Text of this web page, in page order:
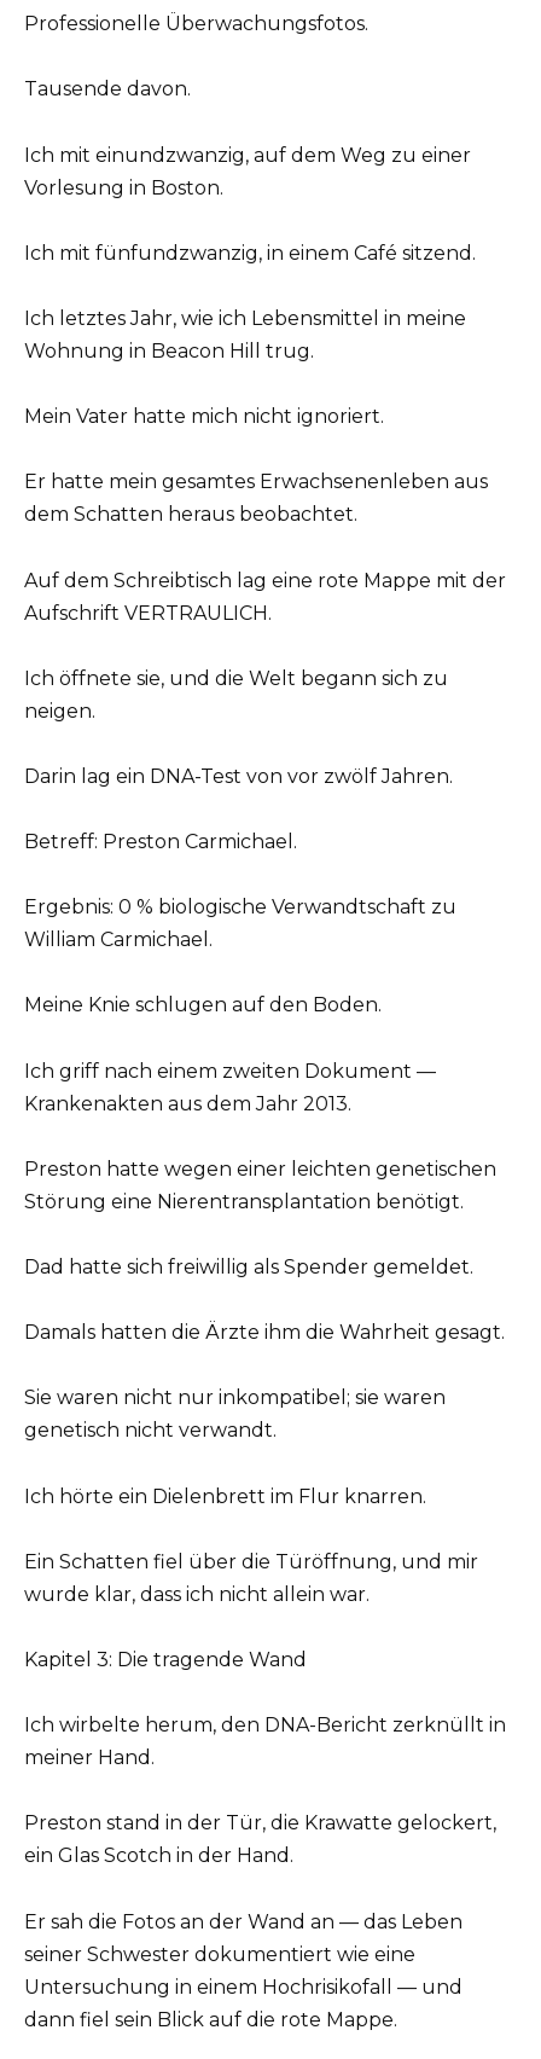
Professionelle Überwachungsfotos.
Tausende davon.
Ich mit einundzwanzig, auf dem Weg zu einer
Vorlesung in Boston.
Ich mit fünfundzwanzig, in einem Café sitzend.
Ich letztes Jahr, wie ich Lebensmittel in meine
Wohnung in Beacon Hill trug.
Mein Vater hatte mich nicht ignoriert.
Er hatte mein gesamtes Erwachsenenleben aus
dem Schatten heraus beobachtet.
Auf dem Schreibtisch lag eine rote Mappe mit der
Aufschrift VERTRAULICH.
Ich öffnete sie, und die Welt begann sich zu
neigen.
Darin lag ein DNA-Test von vor zwölf Jahren.
Betreff: Preston Carmichael.
Ergebnis: 0 % biologische Verwandtschaft zu
William Carmichael.
Meine Knie schlugen auf den Boden.
Ich griff nach einem zweiten Dokument —
Krankenakten aus dem Jahr 2013.
Preston hatte wegen einer leichten genetischen
Störung eine Nierentransplantation benötigt.
Dad hatte sich freiwillig als Spender gemeldet.
Damals hatten die Ärzte ihm die Wahrheit gesagt.
Sie waren nicht nur inkompatibel; sie waren
genetisch nicht verwandt.
Ich hörte ein Dielenbrett im Flur knarren.
Ein Schatten fiel über die Türöffnung, und mir
wurde klar, dass ich nicht allein war.
Kapitel 3: Die tragende Wand
Ich wirbelte herum, den DNA-Bericht zerknüllt in
meiner Hand.
Preston stand in der Tür, die Krawatte gelockert,
ein Glas Scotch in der Hand.
Er sah die Fotos an der Wand an — das Leben
seiner Schwester dokumentiert wie eine
Untersuchung in einem Hochrisikofall — und
dann fiel sein Blick auf die rote Mappe.